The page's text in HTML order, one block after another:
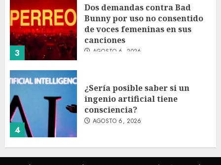
3
Dos demandas contra Bad
Bunny por uso no consentido
de voces femeninas en sus
canciones
AGOSTO 6, 2026
4
¿Sería posible saber si un
ingenio artificial tiene
consciencia?
AGOSTO 6, 2026